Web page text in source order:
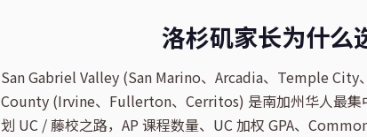
洛杉矶家长为什么
San Gabriel Valley (San Marino、Arcadia、Temple
County (Irvine、Fullerton、Cerritos) 是南加州华人最集
划 UC / 藤校之路，AP 课程数量、UC 加权 GPA、